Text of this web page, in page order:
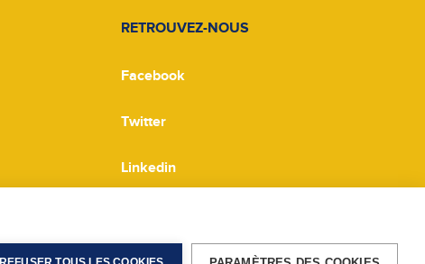
RETROUVEZ-NOUS
Facebook
Twitter
Linkedin